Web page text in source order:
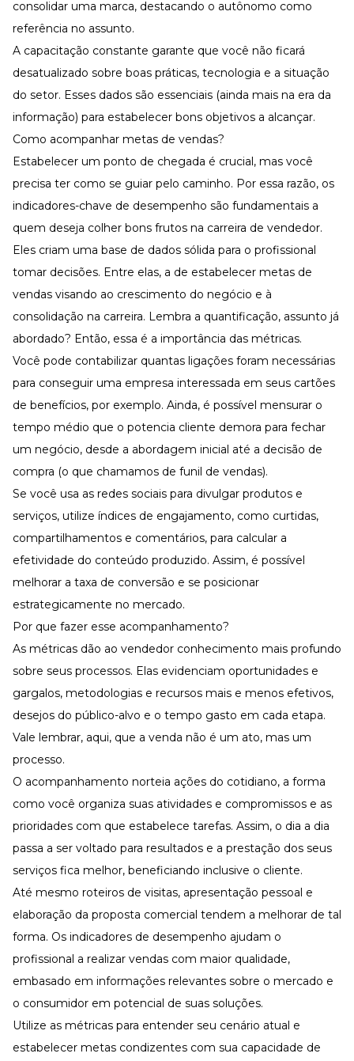
consolidar uma marca, destacando o autônomo como
referência no assunto.
A capacitação constante garante que você não ficará
desatualizado sobre boas práticas, tecnologia e a situação
do setor. Esses dados são essenciais (ainda mais na era da
informação) para estabelecer bons objetivos a alcançar.
Como acompanhar metas de vendas?
Estabelecer um ponto de chegada é crucial, mas você
precisa ter como se guiar pelo caminho. Por essa razão, os
indicadores-chave de desempenho são fundamentais a
quem deseja colher bons frutos na carreira de vendedor.
Eles criam uma base de dados sólida para o profissional
tomar decisões. Entre elas, a de estabelecer metas de
vendas visando ao crescimento do negócio e à
consolidação na carreira. Lembra a quantificação, assunto já
abordado? Então, essa é a importância das métricas.
Você pode contabilizar quantas ligações foram necessárias
para conseguir uma empresa interessada em seus cartões
de benefícios, por exemplo. Ainda, é possível mensurar o
tempo médio que o potencia cliente demora para fechar
um negócio, desde a abordagem inicial até a decisão de
compra (o que chamamos de funil de vendas).
Se você usa as redes sociais para divulgar produtos e
serviços, utilize índices de engajamento, como curtidas,
compartilhamentos e comentários, para calcular a
efetividade do conteúdo produzido. Assim, é possível
melhorar a taxa de conversão e se posicionar
estrategicamente no mercado.
Por que fazer esse acompanhamento?
As métricas dão ao vendedor conhecimento mais profundo
sobre seus processos. Elas evidenciam oportunidades e
gargalos, metodologias e recursos mais e menos efetivos,
desejos do público-alvo e o tempo gasto em cada etapa.
Vale lembrar, aqui, que a venda não é um ato, mas um
processo.
O acompanhamento norteia ações do cotidiano, a forma
como você organiza suas atividades e compromissos e as
prioridades com que estabelece tarefas. Assim, o dia a dia
passa a ser voltado para resultados e a prestação dos seus
serviços fica melhor, beneficiando inclusive o cliente.
Até mesmo roteiros de visitas, apresentação pessoal e
elaboração da proposta comercial tendem a melhorar de tal
forma. Os indicadores de desempenho ajudam o
profissional a realizar vendas com maior qualidade,
embasado em informações relevantes sobre o mercado e
o consumidor em potencial de suas soluções.
Utilize as métricas para entender seu cenário atual e
estabelecer metas condizentes com sua capacidade de